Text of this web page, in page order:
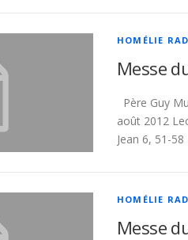
HOMÉLIE
Messe
Père Guy
août 2012
Jean 6, 51-
HOMÉLIE
Messe